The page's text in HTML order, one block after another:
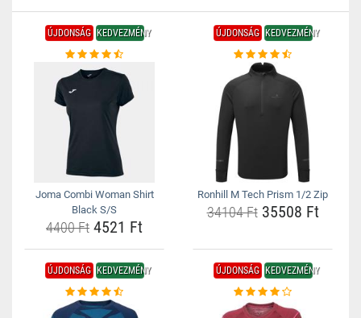
ÚJDONSÁG KEDVEZMÉNY
Joma Combi Woman Shirt
Black S/S
4400 Ft 4521 Ft
ÚJDONSÁG KEDVEZMÉNY
Ronhill M Tech Prism 1/2 Zip
34104 Ft35508 Ft
ÚJDONSÁG KEDVEZMÉNY ÚJDONSÁG KEDVEZMÉNY